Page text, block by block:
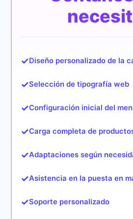
✓Diseño personalizado de la
✓Selección de tipografía web
✓Configuración inicial del
✓Carga completa de
✓Adaptaciones según
✓Asistencia en la puesta en
✓Soporte personalizado